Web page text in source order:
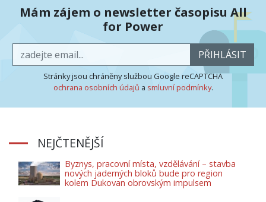
Mám zájem o newsletter časopisu All
for Power
PŘIHLÁSIT
Stránky jsou chráněny službou Google reCAPTCHA
ochrana osobních údajů a smluvní podmínky.
NEJČTENĚJŠÍ
Byznys, pracovní místa, vzdělávání – stavba
nových jaderných bloků bude pro region
kolem Dukovan obrovským impulsem